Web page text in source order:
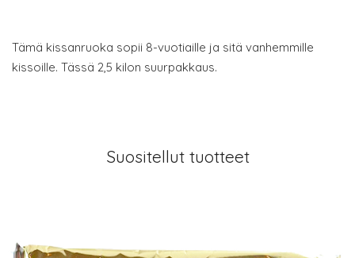
Tämä kissanruoka sopii 8-vuotiaille ja sitä vanhemmille
kissoille. Tässä 2,5 kilon suurpakkaus.
Suositellut tuotteet